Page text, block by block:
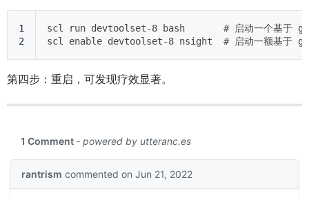
1
2
scl run devtoolset-8 bash       # 启动一个基于
scl enable devtoolset-8 nsight  # 启动一额基于
第四步：重启，可发现疗效显著。